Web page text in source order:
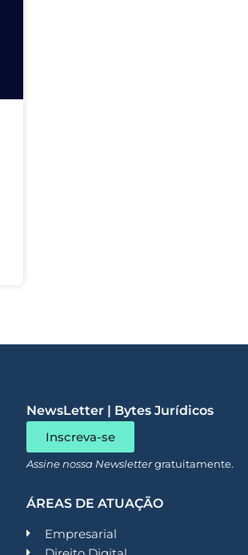
NewsLetter | Bytes Jurídicos
Inscreva-se
Assine nossa Newslettergratuitamente.
ÁREAS DE ATUAÇÃO
Empresarial